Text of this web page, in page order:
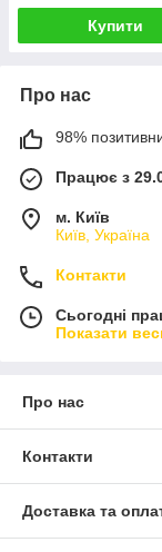
Купити
Про нас
98%
Працює з
м. Київ
Київ, Україна
Контакти
Сьогодні
Показати
Про нас
Контакти
Доставка та